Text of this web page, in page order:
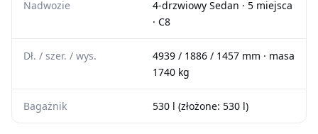
Nadwozie
4-drzwiowy Sedan · 5 miejsca
· C8
Dł. / szer. / wys.
4939 / 1886 / 1457 mm · masa
1740 kg
Bagażnik 530 l (złożone: 530 l)